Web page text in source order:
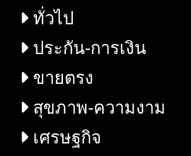
ทั่วไป
ประกัน-การเงิน
ขายตรง
สุขภาพ-ความงาม
เศรษฐกิจ